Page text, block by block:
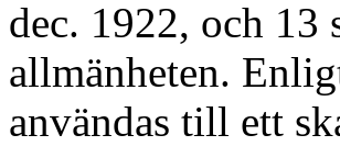
dec. 1922, och 13
allmänheten.
användas till ett